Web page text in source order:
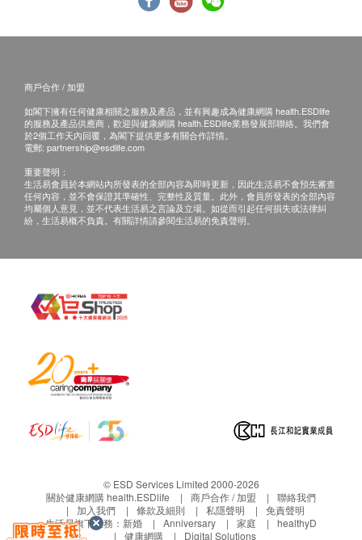
或過期退回，供應商有權不受理。
電郵: info@culturehomes.com.hk
查詢熱線: 2780 3882
商戶合作 / 加盟
如閣下擁有任何健康相關之服務及產品，並有興趣成為健康網購 health.ESDlife
的服務及產品供應商，歡迎與健康網購 health.ESDlife業務發展部聯絡。我們會
於2個工作天內回覆，為閣下提供更多有關合作詳情。
電郵: partnership@esdlife.com
重要聲明：
生活易會員於本網站內所發表的全部內容為即時更新，因此生活易不會預先審查
任何內容，並不會保證其準確性、完整性及質量。此外，會員所發表的全部內容
均屬個人意見，並不代表生活易之言論及立場。如從而引起任何損失或法律糾
紛，生活易概不負責。有關詳情請參閱生活易的免責聲明。
© ESD Services Limited 2000-2026
關於健康網購 health.ESDlife
商戶合作 / 加盟
聯絡我們
加入我們
條款及細則 私隱聲明
免責聲明
生活易旗下業務： 新婚 Anniversary 家庭
healthyD
健康網購
Digital Solutions